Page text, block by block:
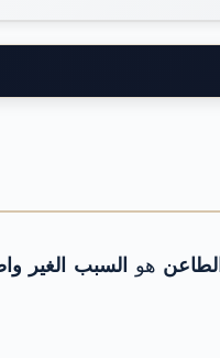
الطاعن هو السبب الغير